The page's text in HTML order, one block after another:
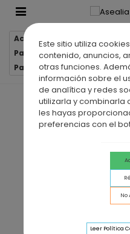
Este sitio utiliza
contenido, anuncios,
otras funciones.
información sobre el
de analítica y redes
utilizarla y combinarla
les hayas
preferencias con el
No
Leer Política
Accueil
Parois de douche semi-
Paroi de douche semi-